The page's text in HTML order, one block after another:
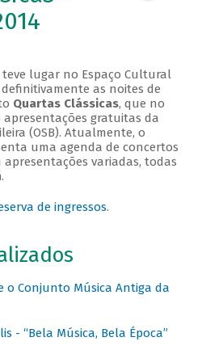
lugar no Espaço Cultural
definitivamente as noites de
Quartas Clássicas, que no
gratuitas da
(OSB). Atualmente, o
uma agenda de concertos
variadas, todas
.
de ingressos.
o Conjunto Música Antiga da
- “Bela Música, Bela Época”